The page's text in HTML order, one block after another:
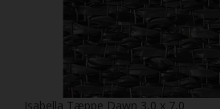
Isabella Tæppe Dawn 3,0 x 7,0